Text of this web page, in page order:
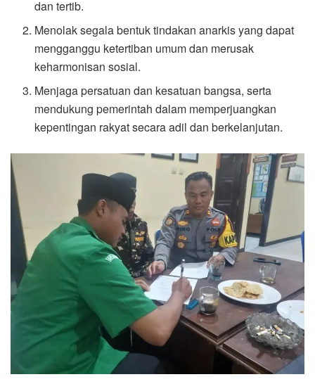
dan tertib.
Menolak segala bentuk tindakan anarkis yang dapat
mengganggu ketertiban umum dan merusak
keharmonisan sosial.
Menjaga persatuan dan kesatuan bangsa, serta
mendukung pemerintah dalam memperjuangkan
kepentingan rakyat secara adil dan berkelanjutan.